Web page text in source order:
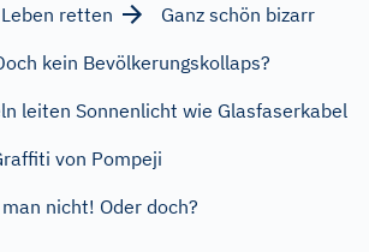
retten
Ganz schön bizarr
kein Bevölkerungskollaps?
leiten Sonnenlicht wie Glasfaserkabel
von Pompeji
nicht! Oder doch?